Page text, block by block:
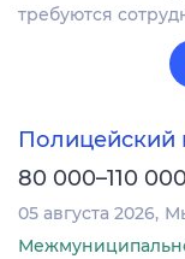
требуются
Полицейский
80 000–110
05 августа 2026